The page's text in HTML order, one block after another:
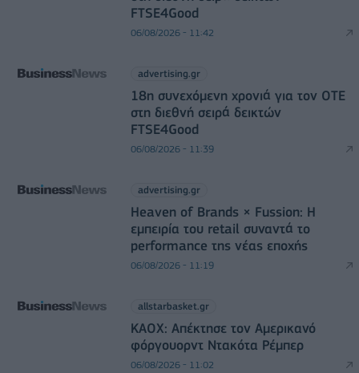
FTSE4Good
06/08/2026 - 11:42
advertising.gr
18η συνεχόμενη χρονιά για τον ΟΤΕ
στη διεθνή σειρά δεικτών
FTSE4Good
06/08/2026 - 11:39
advertising.gr
Heaven of Brands × Fussion: Η
εμπειρία του retail συναντά το
performance της νέας εποχής
06/08/2026 - 11:19
allstarbasket.gr
ΚΑΟΧ: Απέκτησε τον Αμερικανό
φόργουορντ Ντακότα Ρέμπερ
06/08/2026 - 11:02